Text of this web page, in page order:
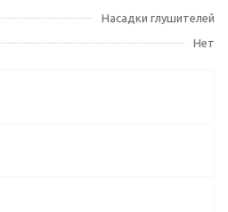
Насадки глушителей
Нет